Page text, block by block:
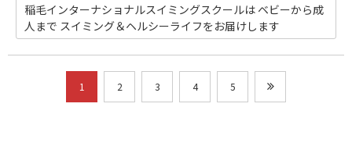
稲毛インターナショナルスイミングスクールは ベビーから成
人まで スイミング＆ヘルシーライフをお届けします
1 2 3 4 5